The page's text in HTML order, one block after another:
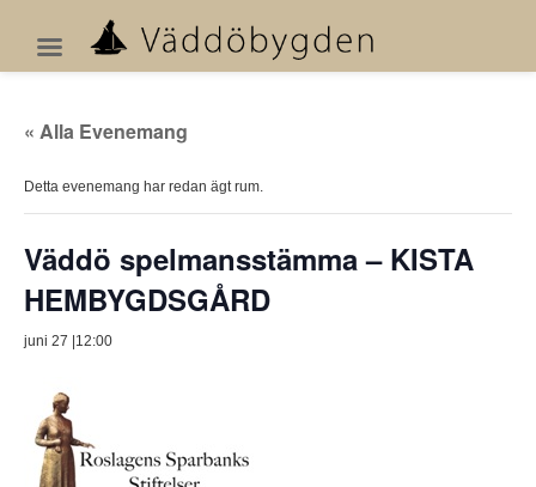
« Alla Evenemang
Detta evenemang har redan ägt rum.
Väddö spelmansstämma – KISTA
HEMBYGDSGÅRD
juni 27 |12:00